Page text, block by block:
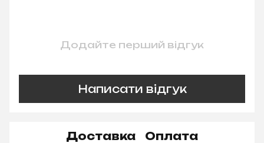
Додайте перший відгук
Написати відгук
Доставка Оплата